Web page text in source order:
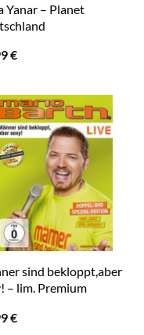
Yanar – Planet
€
sind bekloppt,aber
– lim. Premium
€